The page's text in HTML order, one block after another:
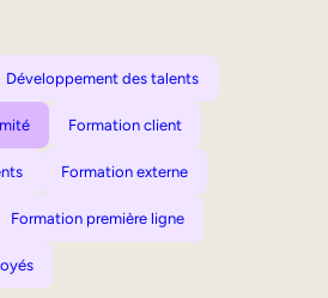
Développement des talents
Formation client
Formation externe
Formation première ligne